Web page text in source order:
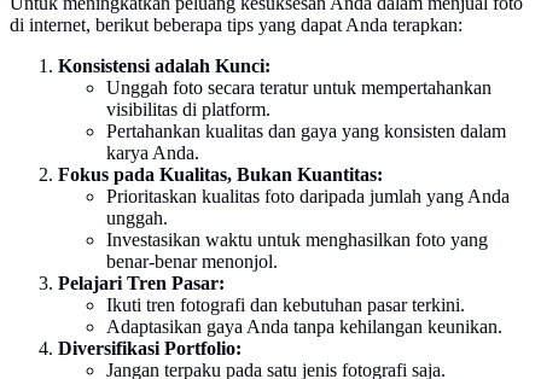
di internet, berikut beberapa tips yang dapat Anda terapkan:
Konsistensi adalah Kunci:
Unggah foto secara teratur untuk mempertahankan
visibilitas di platform.
Pertahankan kualitas dan gaya yang konsisten dalam
karya Anda.
Fokus pada Kualitas, Bukan Kuantitas:
Prioritaskan kualitas foto daripada jumlah yang Anda
unggah.
Investasikan waktu untuk menghasilkan foto yang
benar-benar menonjol.
Pelajari Tren Pasar:
Ikuti tren fotografi dan kebutuhan pasar terkini.
Adaptasikan gaya Anda tanpa kehilangan keunikan.
Diversifikasi Portfolio:
Jangan terpaku pada satu jenis fotografi saja.